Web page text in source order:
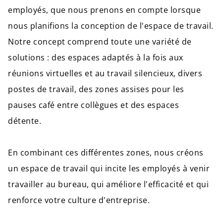
employés, que nous prenons en compte lorsque
nous planifions la conception de l'espace de travail.
Notre concept comprend toute une variété de
solutions : des espaces adaptés à la fois aux
réunions virtuelles et au travail silencieux, divers
postes de travail, des zones assises pour les
pauses café entre collègues et des espaces
détente.
En combinant ces différentes zones, nous créons
un espace de travail qui incite les employés à venir
travailler au bureau, qui améliore l'efficacité et qui
renforce votre culture d'entreprise.